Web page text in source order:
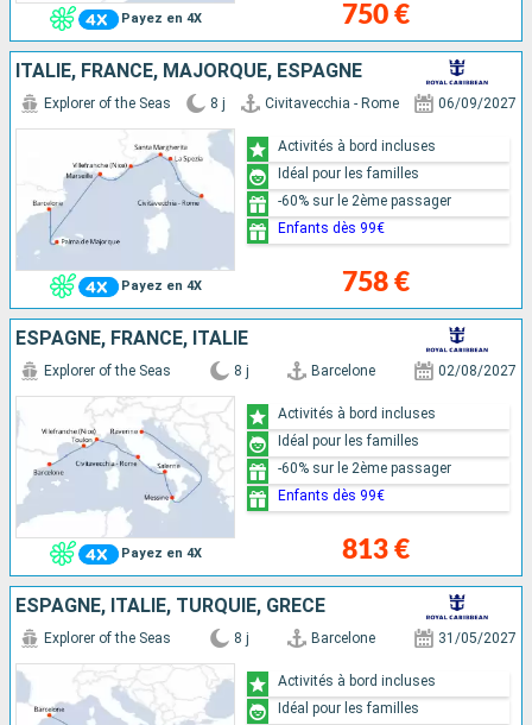
Payez en 4X 750 €
ITALIE, FRANCE, MAJORQUE, ESPAGNE
Payez en 4X
Explorer of the Seas 8 j Civitavecchia - Rome 06/09/2027
758 €
Activités à bord incluses
Idéal pour les familles
-60% sur le 2ème passager
Enfants dès 99€
ESPAGNE, FRANCE, ITALIE
Payez en 4X
Explorer of the Seas 8 j Barcelone 02/08/2027
813 €
Activités à bord incluses
Idéal pour les familles
-60% sur le 2ème passager
Enfants dès 99€
ESPAGNE, ITALIE, TURQUIE, GRÈCE
Explorer of the Seas 8 j Barcelone 31/05/2027
Activités à bord incluses
Idéal pour les familles